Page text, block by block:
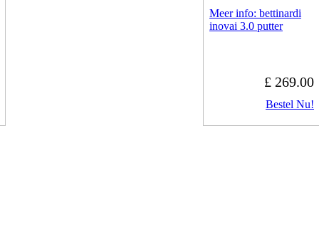
Meer info: bettinardi
inovai 3.0 putter
£ 269.00
Bestel Nu!